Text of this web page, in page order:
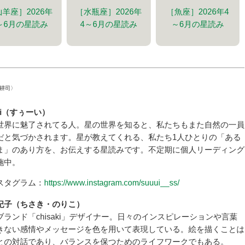
羊座］2026年
6月の星読み
［水瓶座］2026年
4～6月の星読み
［魚座］2026年4
～6月の星読み
司〉
すぅーい）
界に魅了されてる人。星の世界を知ると、私たちもまた自然の一員
と気づかされます。星が教えてくれる、私たち1人ひとりの「ある
」のあり方を、お伝えする星読みです。不定期に個人リーディング
中。
タグラム： https://www.instagram.com/suuui__ss/
子（ちさき・のりこ）
ランド「chisaki」デザイナー。日々のインスピレーションや言葉
ない感情やメッセージを色を用いて表現している。絵を描くことは
の対話であり、バランスを保つためのライフワークでもある。